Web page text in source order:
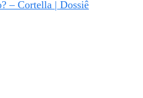
– Cortella | Dossiê